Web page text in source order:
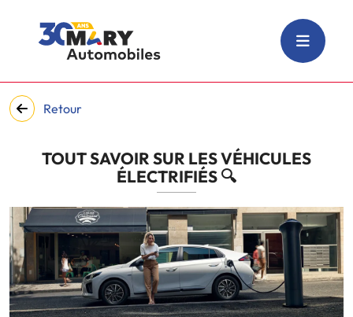
Retour
TOUT SAVOIR SUR LES VÉHICULES
ÉLECTRIFIÉS 🔍